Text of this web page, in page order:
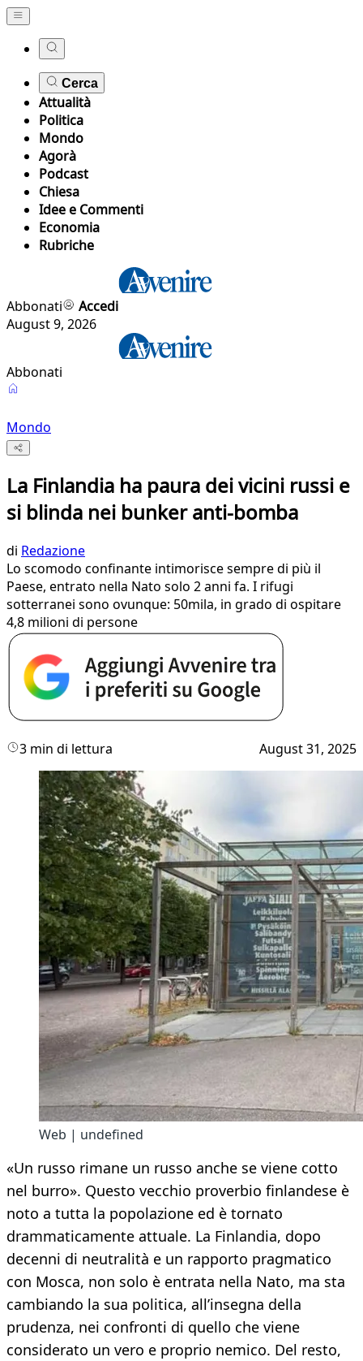
Cerca
Attualità
Politica
Mondo
Agorà
Podcast
Chiesa
Idee e Commenti
Economia
Rubriche
Abbonati
Accedi
August 9, 2026
Abbonati
Mondo
La Finlandia ha paura dei vicini russi e
si blinda nei bunker anti-bomba
di Redazione
Lo scomodo confinante intimorisce sempre di più il
Paese, entrato nella Nato solo 2 anni fa. I rifugi
sotterranei sono ovunque: 50mila, in grado di ospitare
4,8 milioni di persone
3 min di lettura August 31, 2025
Web | undefined
«Un russo rimane un russo anche se viene cotto
nel burro». Questo vecchio proverbio finlandese è
noto a tutta la popolazione ed è tornato
drammaticamente attuale. La Finlandia, dopo
decenni di neutralità e un rapporto pragmatico
con Mosca, non solo è entrata nella Nato, ma sta
cambiando la sua politica, all’insegna della
prudenza, nei confronti di quello che viene
considerato un vero e proprio nemico. Del resto,